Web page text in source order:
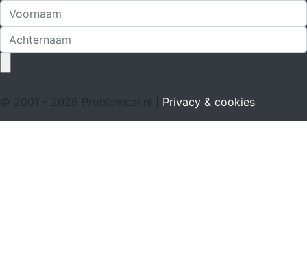
© 2001 - 2026 Problemcar.nl | Privacy & cookies